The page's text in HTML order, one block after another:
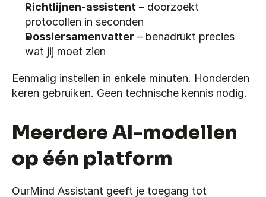
Richtlijnen-assistent – doorzoekt
protocollen in seconden
Dossiersamenvatter – benadrukt precies
wat jij moet zien
Eenmalig instellen in enkele minuten. Honderden
keren gebruiken. Geen technische kennis nodig.
Meerdere AI-modellen
op één platform
OurMind Assistant geeft je toegang tot